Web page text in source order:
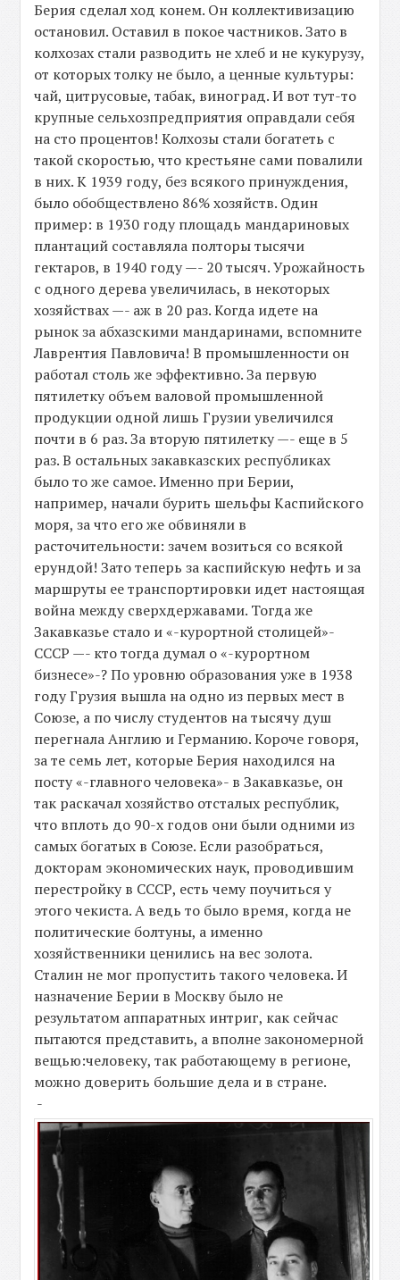
Берия сделал ход конем. Он коллективизацию
остановил. Оставил в покое частников. Зато в
колхозах стали разводить не хлеб и не кукурузу,
от которых толку не было, а ценные культуры:
чай, цитрусовые, табак, виноград. И вот тут-то
крупные сельхозпредприятия оправдали себя
на сто процентов! Колхозы стали богатеть с
такой скоростью, что крестьяне сами повалили
в них. К 1939 году, без всякого принуждения,
было обобществлено 86% хозяйств. Один
пример: в 1930 году площадь мандариновых
плантаций составляла полторы тысячи
гектаров, в 1940 году —- 20 тысяч. Урожайность
с одного дерева увеличилась, в некоторых
хозяйствах —- аж в 20 раз. Когда идете на
рынок за абхазскими мандаринами, вспомните
Лаврентия Павловича! В промышленности он
работал столь же эффективно. За первую
пятилетку объем валовой промышленной
продукции одной лишь Грузии увеличился
почти в 6 раз. За вторую пятилетку —- еще в 5
раз. В остальных закавказских республиках
было то же самое. Именно при Берии,
например, начали бурить шельфы Каспийского
моря, за что его же обвиняли в
расточительности: зачем возиться со всякой
ерундой! Зато теперь за каспийскую нефть и за
маршруты ее транспортировки идет настоящая
война между сверхдержавами. Тогда же
Закавказье стало и «-курортной столицей»-
СССР —- кто тогда думал о «-курортном
бизнесе»-? По уровню образования уже в 1938
году Грузия вышла на одно из первых мест в
Союзе, а по числу студентов на тысячу душ
перегнала Англию и Германию. Короче говоря,
за те семь лет, которые Берия находился на
посту «-главного человека»- в Закавказье, он
так раскачал хозяйство отсталых республик,
что вплоть до 90-х годов они были одними из
самых богатых в Союзе. Если разобраться,
докторам экономических наук, проводившим
перестройку в СССР, есть чему поучиться у
этого чекиста. А ведь то было время, когда не
политические болтуны, а именно
хозяйственники ценились на вес золота.
Сталин не мог пропустить такого человека. И
назначение Берии в Москву было не
результатом аппаратных интриг, как сейчас
пытаются представить, а вполне закономерной
вещью:человеку, так работающему в регионе,
можно доверить большие дела и в стране.
-